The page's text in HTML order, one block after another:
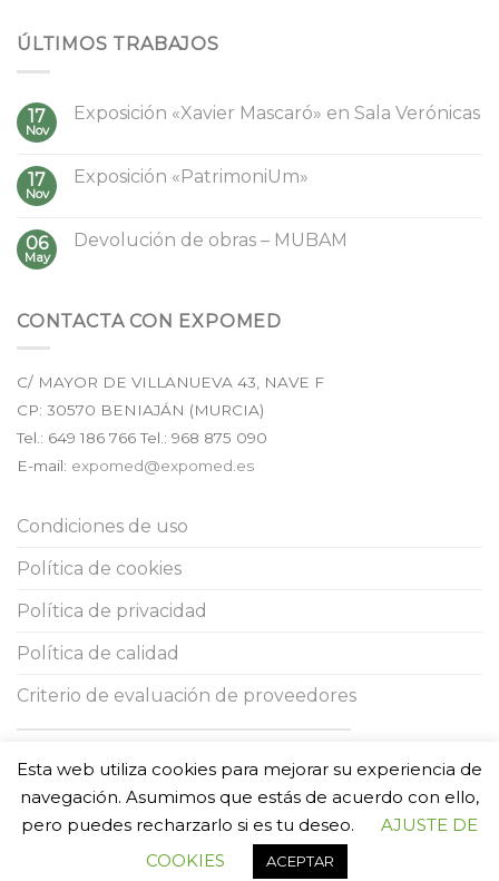
ÚLTIMOS TRABAJOS
17
Nov
Exposición «Xavier Mascaró» en Sala Verónicas
17
Nov
Exposición «PatrimoniUm»
06
May
Devolución de obras – MUBAM
CONTACTA CON EXPOMED
C/ MAYOR DE VILLANUEVA 43, NAVE F
CP: 30570 BENIAJÁN (MURCIA)
Tel.: 649 186 766Tel.: 968 875 090
E-mail: expomed@expomed.es
Condiciones de uso
Política de cookies
Política de privacidad
Política de calidad
Criterio de evaluación de proveedores
AUTÓNOMA DE LA REGIÓN DE MURCIAMEDIANTE LA FINANCIACIÓN
GOBIERNO DE ESPAÑA
, PARA EL APOYO A LA SOLVENCIA
EMPRESARIAL EN RESPUESTA A LA PANDEMIA DE LA COVID-19
Copyright 2026 © EXPOMED S.L.
Esta web utiliza cookies para mejorar su experiencia de
navegación. Asumimos que estás de acuerdo con ello,
pero puedes recharzarlo si es tu deseo.
AJUSTE DE
COOKIES
ACEPTAR